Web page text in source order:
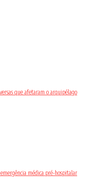
que afetaram o arquipélago
médica pré-hospitalar